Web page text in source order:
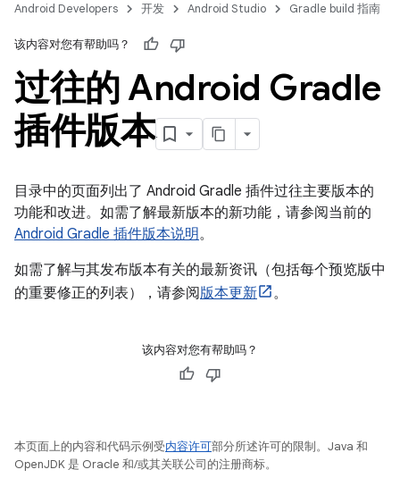
Android Developers 开发 Android Studio Gradle build 指南
该内容对您有帮助吗？
过往的 Android Gradle
插件版本
目录中的页面列出了 Android Gradle 插件过往主要版本的
功能和改进。如需了解最新版本的新功能，请参阅当前的
Android Gradle 插件版本说明。
如需了解与其发布版本有关的最新资讯（包括每个预览版中
的重要修正的列表），请参阅版本更新 。
该内容对您有帮助吗？
本页面上的内容和代码示例受内容许可部分所述许可的限制。Java 和
OpenJDK 是 Oracle 和/或其关联公司的注册商标。